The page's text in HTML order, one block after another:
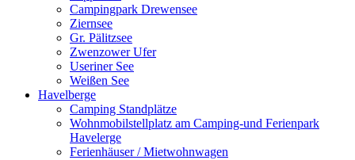
Campingpark Drewensee
Ziernsee
Gr. Pälitzsee
Zwenzower Ufer
Useriner See
Weißen See
Havelberge
Camping Standplätze
Wohnmobilstellplatz am Camping-und Ferienpark
Havelerge
Ferienhäuser / Mietwohnwagen